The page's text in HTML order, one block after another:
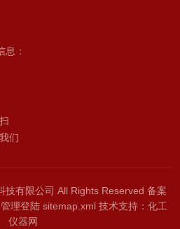
息：
们
技有限公司 All Rights Reserved 备案
管理登陆 sitemap.xml 技术支持： 化工
仪器网